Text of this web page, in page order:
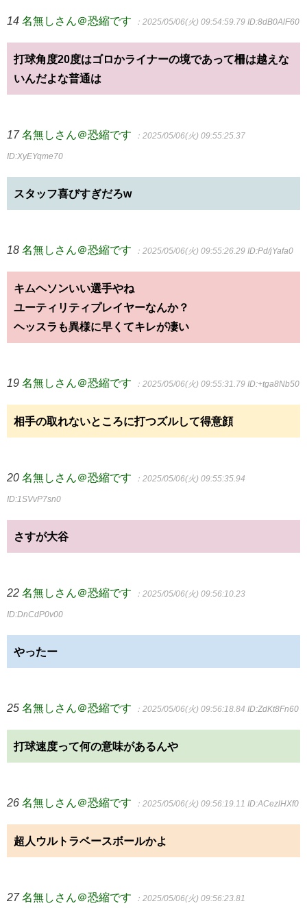
14 名無しさん＠恐縮です ：2025/05/06(火) 09:54:59.79 ID:8dB0AlF60
打球角度20度はゴロかライナーの境であって柵は越えな
いんだよな普通は
17 名無しさん＠恐縮です ：2025/05/06(火) 09:55:25.37
ID:XyEYqme70
スタッフ喜びすぎだろw
18 名無しさん＠恐縮です ：2025/05/06(火) 09:55:26.29 ID:Pd/jYafa0
キムヘソンいい選手やね
ユーティリティプレイヤーなんか？
ヘッスラも異様に早くてキレが凄い
19 名無しさん＠恐縮です ：2025/05/06(火) 09:55:31.79 ID:+tga8Nb50
相手の取れないところに打つズルして得意顔
20 名無しさん＠恐縮です ：2025/05/06(火) 09:55:35.94
ID:1SVvP7sn0
さすが大谷
22 名無しさん＠恐縮です ：2025/05/06(火) 09:56:10.23
ID:DnCdP0v00
やったー
25 名無しさん＠恐縮です ：2025/05/06(火) 09:56:18.84 ID:ZdKt8Fn60
打球速度って何の意味があるんや
26 名無しさん＠恐縮です ：2025/05/06(火) 09:56:19.11 ID:ACezlHXf0
超人ウルトラベースボールかよ
27 名無しさん＠恐縮です ：2025/05/06(火) 09:56:23.81